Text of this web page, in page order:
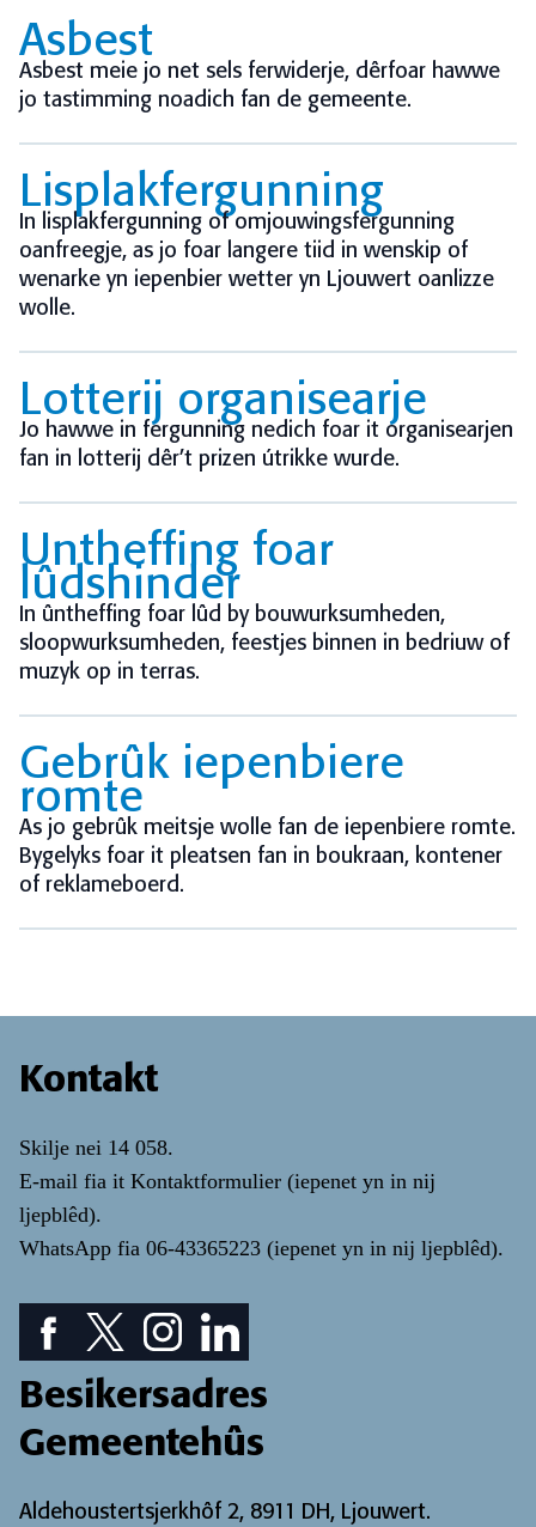
Asbest
Asbest meie jo net sels ferwiderje, dêrfoar hawwe
jo tastimming noadich fan de gemeente.
Lisplakfergunning
In lisplakfergunning of omjouwingsfergunning
oanfreegje, as jo foar langere tiid in wenskip of
wenarke yn iepenbier wetter yn Ljouwert oanlizze
wolle.
Lotterij organisearje
Jo hawwe in fergunning nedich foar it organisearjen
fan in lotterij dêr’t prizen útrikke wurde.
Untheffing foar
lûdshinder
In ûntheffing foar lûd by bouwurksumheden,
sloopwurksumheden, feestjes binnen in bedriuw of
muzyk op in terras.
Gebrûk iepenbiere
romte
As jo gebrûk meitsje wolle fan de iepenbiere romte.
Bygelyks foar it pleatsen fan in boukraan, kontener
of reklameboerd.
Kontakt
Skilje nei 14 058.
E-mail fia it Kontaktformulier (iepenet yn in nij
ljepblêd).
WhatsApp fia 06-43365223 (iepenet yn in nij ljepblêd).
Facebook piktogram: sjoch ús Facebook pagina
Twitter piktogram: sjoch ús Twitter pagina
Instagram ikoan: Besjoch ús Instagram
LinkedIn ikoan: besjoch ús LinkedIn
Besikersadres
Gemeentehûs
Aldehoustertsjerkhôf 2, 8911 DH, Ljouwert.